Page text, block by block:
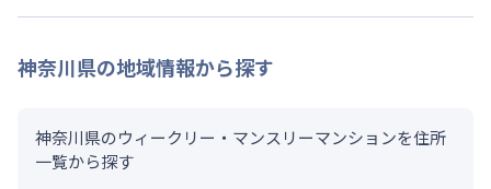
神奈川県の地域情報から探す
神奈川県のウィークリー・マンスリーマンションを住所
一覧から探す